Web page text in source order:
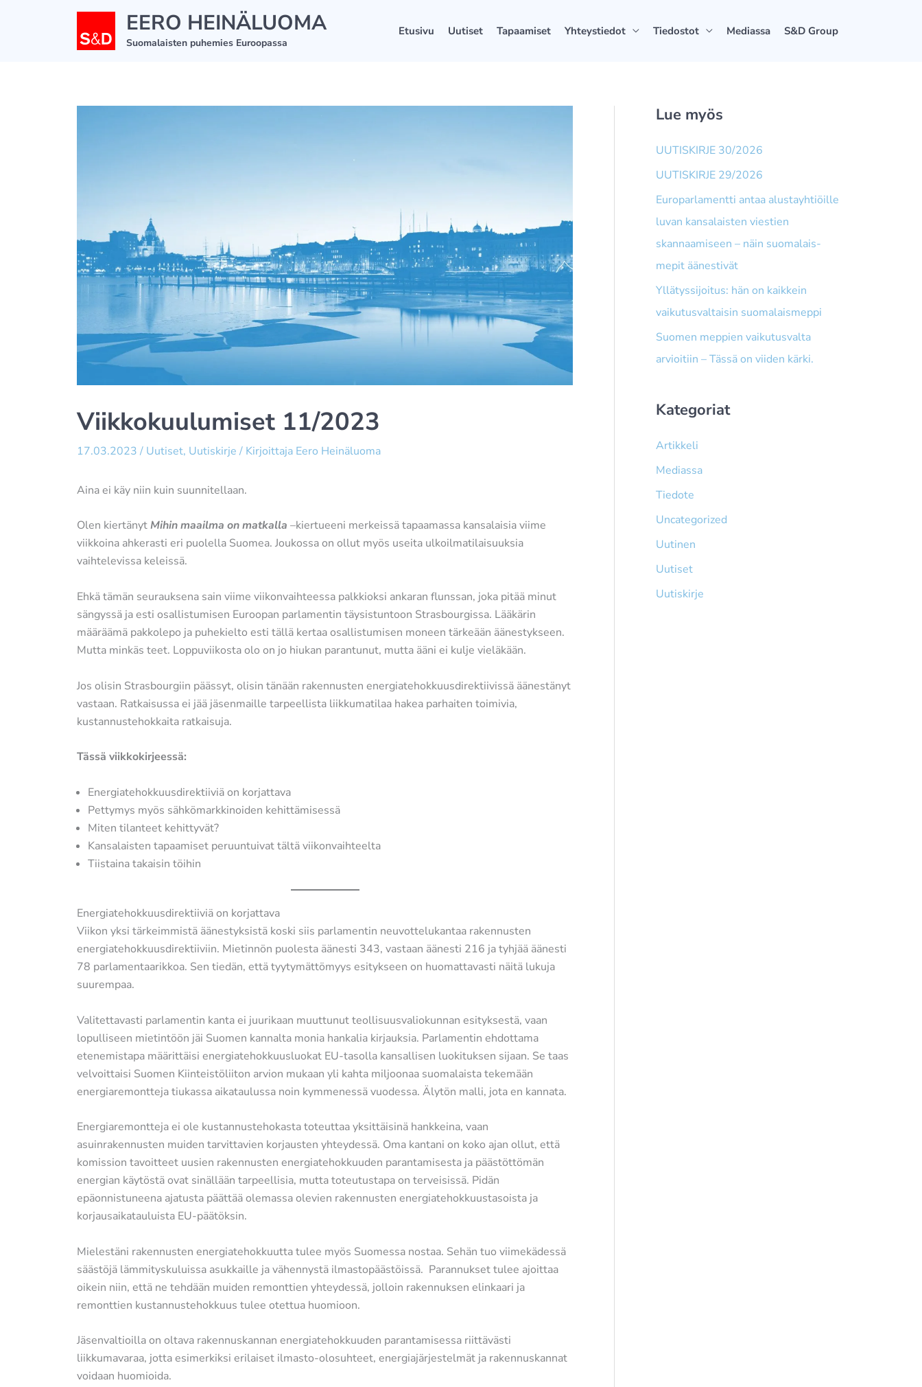
EERO HEINÄLUOMA
Suomalaisten puhemies Euroopassa
Etusivu Uutiset Tapaamiset Yhteystiedot Tiedostot Mediassa S&D Group
Viikkokuulumiset 11/2023
17.03.2023 / Uutiset, Uutiskirje / Kirjoittaja Eero Heinäluoma
Aina ei käy niin kuin suunnitellaan.
Olen kiertänytMihin maailma on matkalla –kiertueeni merkeissä tapaamassa kansalaisia viime
viikkoina ahkerasti eri puolella Suomea. Joukossa on ollut myös useita ulkoilmatilaisuuksia
vaihtelevissa keleissä.
Ehkä tämän seurauksena sain viime viikonvaihteessa palkkioksi ankaran flunssan, joka pitää minut
sängyssä ja esti osallistumisen Euroopan parlamentin täysistuntoon Strasbourgissa. Lääkärin
määräämä pakkolepo ja puhekielto esti tällä kertaa osallistumisen moneen tärkeään äänestykseen.
Mutta minkäs teet. Loppuviikosta olo on jo hiukan parantunut, mutta ääni ei kulje vieläkään.
Jos olisin Strasbourgiin päässyt, olisin tänään rakennusten energiatehokkuusdirektiivissä äänestänyt
vastaan. Ratkaisussa ei jää jäsenmaille tarpeellista liikkumatilaa hakea parhaiten toimivia,
kustannustehokkaita ratkaisuja.
Tässä viikkokirjeessä:
Energiatehokkuusdirektiiviä on korjattava
Pettymys myös sähkömarkkinoiden kehittämisessä
Miten tilanteet kehittyvät?
Kansalaisten tapaamiset peruuntuivat tältä viikonvaihteelta
Tiistaina takaisin töihin
Energiatehokkuusdirektiiviä on korjattava
Viikon yksi tärkeimmistä äänestyksistä koski siis parlamentin neuvottelukantaa rakennusten
energiatehokkuusdirektiiviin. Mietinnön puolesta äänesti 343, vastaan äänesti 216 ja tyhjää äänesti
78 parlamentaarikkoa. Sen tiedän, että tyytymättömyys esitykseen on huomattavasti näitä lukuja
suurempaa.
Valitettavasti parlamentin kanta ei juurikaan muuttunut teollisuusvaliokunnan esityksestä, vaan
lopulliseen mietintöön jäi Suomen kannalta monia hankalia kirjauksia. Parlamentin ehdottama
etenemistapa määrittäisi energiatehokkuusluokat EU-tasolla kansallisen luokituksen sijaan. Se taas
velvoittaisi Suomen Kiinteistöliiton arvion mukaan yli kahta miljoonaa suomalaista tekemään
energiaremontteja tiukassa aikataulussa noin kymmenessä vuodessa. Älytön malli, jota en kannata.
Energiaremontteja ei ole kustannustehokasta toteuttaa yksittäisinä hankkeina, vaan
asuinrakennusten muiden tarvittavien korjausten yhteydessä. Oma kantani on koko ajan ollut, että
komission tavoitteet uusien rakennusten energiatehokkuuden parantamisesta ja päästöttömän
energian käytöstä ovat sinällään tarpeellisia, mutta toteutustapa on terveisissä. Pidän
epäonnistuneena ajatusta päättää olemassa olevien rakennusten energiatehokkuustasoista ja
korjausaikatauluista EU-päätöksin.
Mielestäni rakennusten energiatehokkuutta tulee myös Suomessa nostaa. Sehän tuo viimekädessä
säästöjä lämmityskuluissa asukkaille ja vähennystä ilmastopäästöissä. Parannukset tulee ajoittaa
oikein niin, että ne tehdään muiden remonttien yhteydessä, jolloin rakennuksen elinkaari ja
remonttien kustannustehokkuus tulee otettua huomioon.
Jäsenvaltioilla on oltava rakennuskannan energiatehokkuuden parantamisessa riittävästi
liikkumavaraa, jotta esimerkiksi erilaiset ilmasto-olosuhteet, energiajärjestelmät ja rakennuskannat
voidaan huomioida.
Lue myös
UUTISKIRJE 30/2026
UUTISKIRJE 29/2026
Europarlamentti antaa alusta­yhtiöille
luvan kansalaisten viestien
skannaamiseen – näin suomalais­
mepit äänestivät
Yllätyssijoitus: hän on kaikkein
vaikutusvaltaisin suomalaismeppi
Suomen meppien vaikutusvalta
arvioitiin – Tässä on viiden kärki.
Kategoriat
Artikkeli
Mediassa
Tiedote
Uncategorized
Uutinen
Uutiset
Uutiskirje